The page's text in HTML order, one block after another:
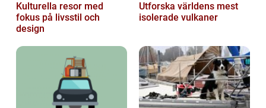
Kulturella resor med
fokus på livsstil och
design
Utforska världens mest
isolerade vulkaner